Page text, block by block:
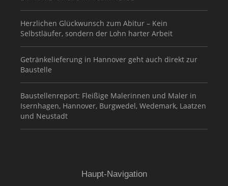
Herzlichen Glückwunsch zum Abitur – Kein
Selbstläufer, sondern der Lohn harter Arbeit
Getränkelieferung in Hannover geht auch direkt zur
Baustelle
Baustellenreport: Fleißige Malerinnen und Maler in
Isernhagen, Hannover, Burgwedel, Wedemark, Laatzen
und Neustadt
Haupt-Navigation